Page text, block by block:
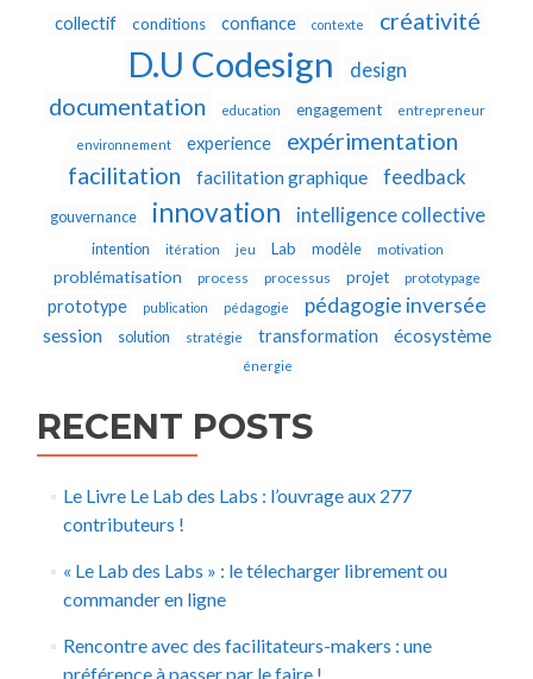
collectif conditions confiance contexte créativité
D.U Codesign design
documentation education engagement entrepreneur
environnement experience
expérimentation
facilitation
facilitation graphique feedback
gouvernance innovation intelligence collective
intention itération jeu Lab modèle motivation
problématisation process processus projet prototypage
prototype publication pédagogie pédagogie inversée
session solution stratégie transformation écosystème
énergie
RECENT POSTS
Le Livre Le Lab des Labs : l’ouvrage aux 277
contributeurs !
« Le Lab des Labs » : le télecharger librement ou
commander en ligne
Rencontre avec des facilitateurs-makers : une
préférence à passer par le faire !